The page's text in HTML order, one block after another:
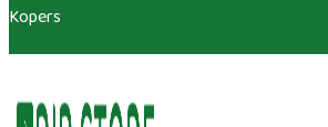
Kopers